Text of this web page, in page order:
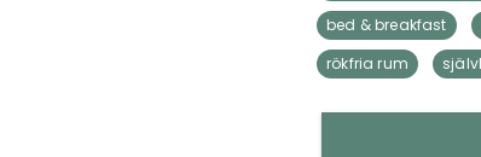
bed & breakfast
rökfria rum